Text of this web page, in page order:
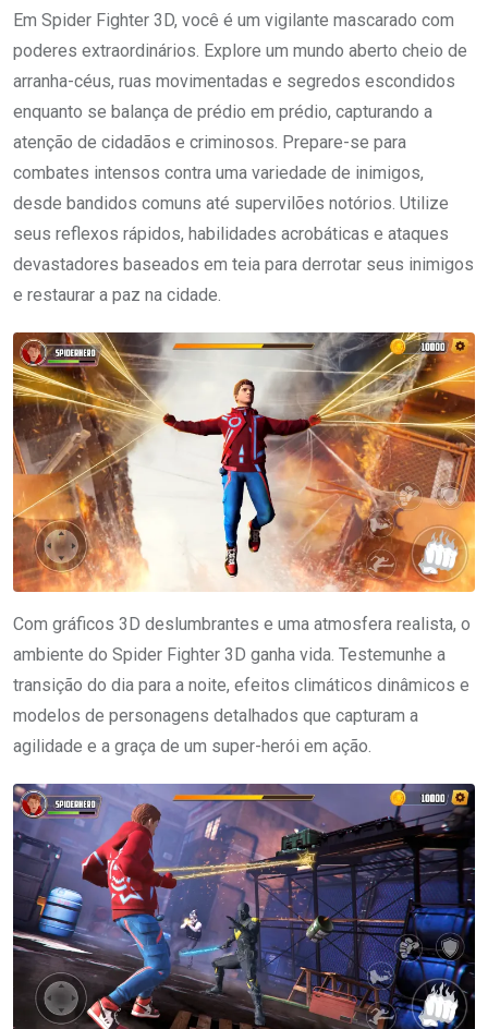
Em Spider Fighter 3D, você é um vigilante mascarado com
poderes extraordinários. Explore um mundo aberto cheio de
arranha-céus, ruas movimentadas e segredos escondidos
enquanto se balança de prédio em prédio, capturando a
atenção de cidadãos e criminosos. Prepare-se para
combates intensos contra uma variedade de inimigos,
desde bandidos comuns até supervilões notórios. Utilize
seus reflexos rápidos, habilidades acrobáticas e ataques
devastadores baseados em teia para derrotar seus inimigos
e restaurar a paz na cidade.
Com gráficos 3D deslumbrantes e uma atmosfera realista, o
ambiente do Spider Fighter 3D ganha vida. Testemunhe a
transição do dia para a noite, efeitos climáticos dinâmicos e
modelos de personagens detalhados que capturam a
agilidade e a graça de um super-herói em ação.